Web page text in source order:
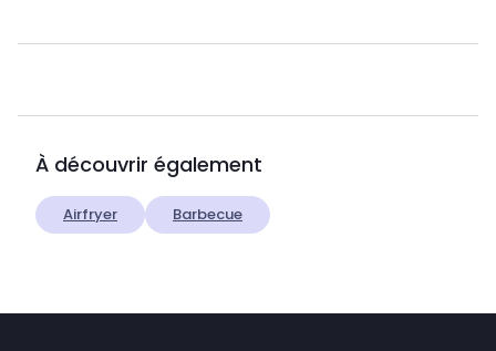
À découvrir également
Airfryer Barbecue